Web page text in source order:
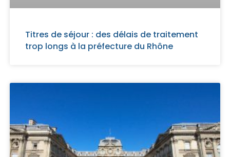
Titres de séjour : des délais de traitement
trop longs à la préfecture du Rhône